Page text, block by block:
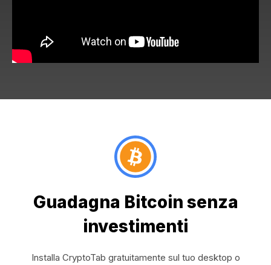
Guadagna Bitcoin senza
investimenti
Installa CryptoTab gratuitamente sul tuo desktop o